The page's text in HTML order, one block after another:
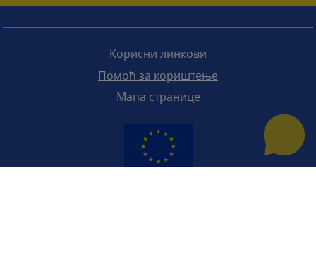
Корисни линкови
Помоћ за кориштење
Мапа странице